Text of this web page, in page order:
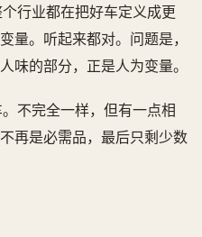
行业都在把好车定义成更
量。听起来都对。问题是，
味的部分，正是人为变量。
不完全一样，但有一点相
再是必需品，最后只剩少数